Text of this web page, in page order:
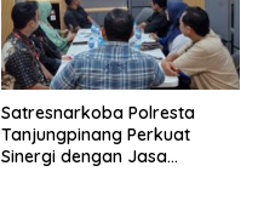
Satresnarkoba Polresta
Tanjungpinang Perkuat
Sinergi dengan Jasa